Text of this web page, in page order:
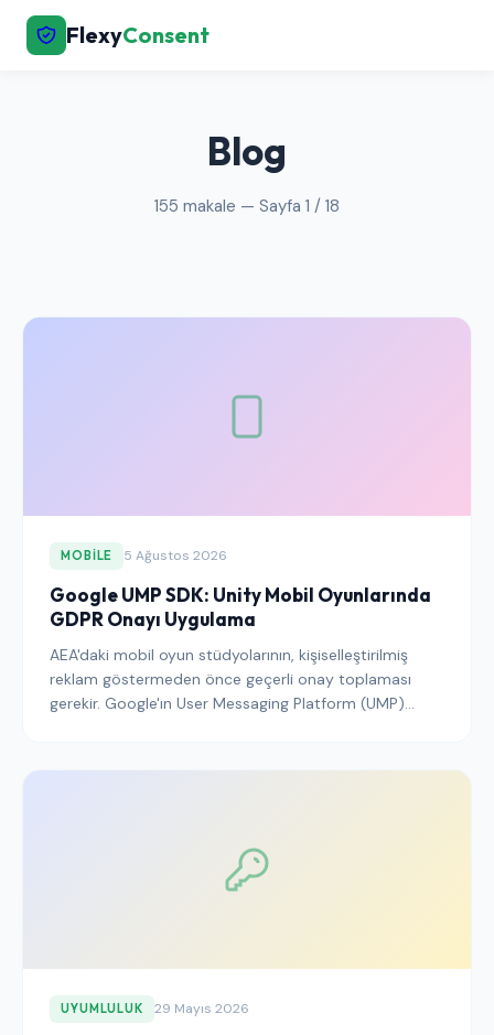
FlexyConsent
← Ana Sayfaya Dön
Blog
155 makale — Sayfa 1 / 18
MOBILE 5 Ağustos 2026
Google UMP SDK: Unity Mobil Oyunlarında
GDPR Onayı Uygulama
AEA'daki mobil oyun stüdyolarının, kişiselleştirilmiş
reklam göstermeden önce geçerli onay toplaması
gerekir. Google'ın User Messaging Platform (UMP)
UYUMLULUK 29 Mayıs 2026